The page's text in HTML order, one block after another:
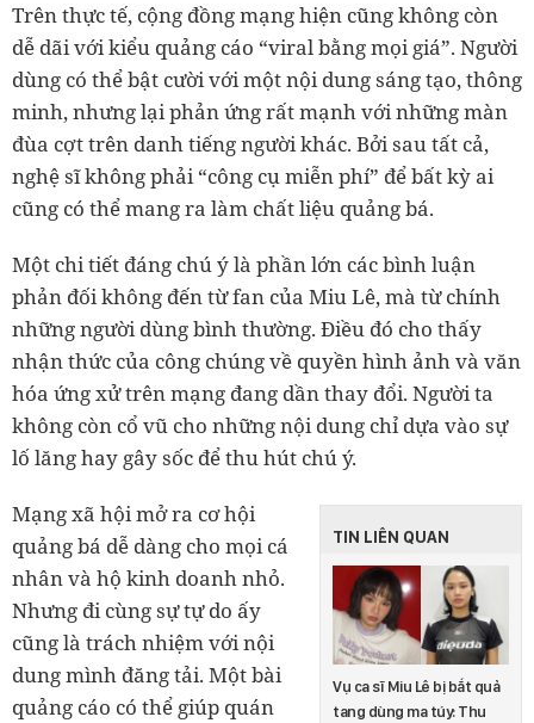
Trên thực tế, cộng đồng mạng hiện cũng không còn
dễ dãi với kiểu quảng cáo “viral bằng mọi giá”. Người
dùng có thể bật cười với một nội dung sáng tạo, thông
minh, nhưng lại phản ứng rất mạnh với những màn
đùa cợt trên danh tiếng người khác. Bởi sau tất cả,
nghệ sĩ không phải “công cụ miễn phí” để bất kỳ ai
cũng có thể mang ra làm chất liệu quảng bá.
Một chi tiết đáng chú ý là phần lớn các bình luận
phản đối không đến từ fan của Miu Lê, mà từ chính
những người dùng bình thường. Điều đó cho thấy
nhận thức của công chúng về quyền hình ảnh và văn
hóa ứng xử trên mạng đang dần thay đổi. Người ta
không còn cổ vũ cho những nội dung chỉ dựa vào sự
lố lăng hay gây sốc để thu hút chú ý.
TIN LIÊN QUAN
Vụ ca sĩ Miu Lê bị bắt quả
tang dùng ma túy: Thu
Mạng xã hội mở ra cơ hội
quảng bá dễ dàng cho mọi cá
nhân và hộ kinh doanh nhỏ.
Nhưng đi cùng sự tự do ấy
cũng là trách nhiệm với nội
dung mình đăng tải. Một bài
quảng cáo có thể giúp quán